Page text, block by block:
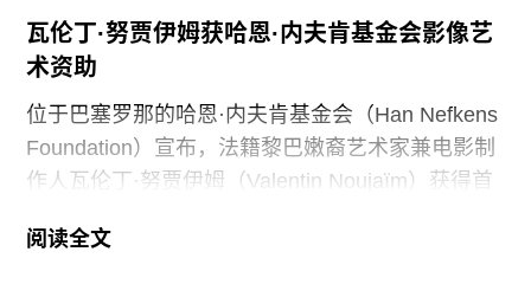
此外，《纽约时报》今年4月报道称，由于特朗普
试图介入史密森尼学会董事会新成员的任命程序，
相关任命工作被刻意放缓。
瓦伦丁·努贾伊姆获哈恩·内夫肯基金会影像艺
术资助
位于巴塞罗那的哈恩·内夫肯基金会（Han Nefkens
Foundation）宣布，法籍黎巴嫩裔艺术家兼电影制
作人瓦伦丁·努贾伊姆（Valentin Noujaïm）获得首
在支持地中海沿岸地区艺术家创作新的影像艺术作
阅读全文